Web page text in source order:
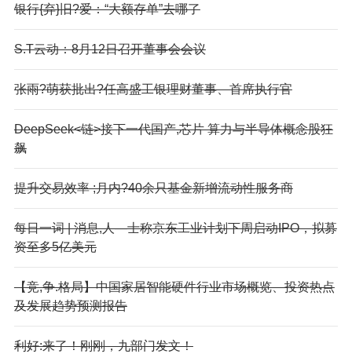
银行{弃}旧?爱：“大额存单”去哪了
S.T云动：8月12日召开董事会会议
张雨?萌获批出?任高盛工银理财董事、首席执行官
DeepSeek<链>接下一代国产,芯片 算力与半导体概念股狂
飙
提升交易效率 ;月内?40余只基金新增流动性服务商
每日一词 | 消息,人—士称京东工业计划下周启动IPO，拟募
资至多5亿美元
【竞,争.格局】中国家居智能硬件行业市场概览、投资热点
及发展趋势预测报告
利好:来了！刚刚，九部门发文！